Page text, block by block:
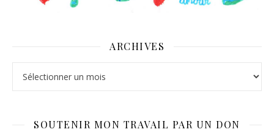
ARCHIVES
SOUTENIR MON TRAVAIL PAR UN DON